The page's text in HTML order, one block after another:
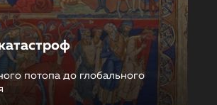
потопа до глобального